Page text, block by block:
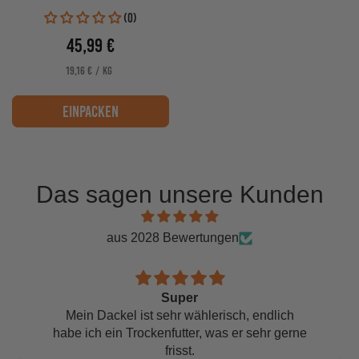
(0)
Verkaufspreis
45,99 €
STÜCKPREIS
19,16 € / PRO
KG
einpacken
Das sagen unsere Kunden
aus 2028 Bewertungen
Super
Mein Dackel ist sehr wählerisch, endlich
habe ich ein Trockenfutter, was er sehr gerne
frisst.